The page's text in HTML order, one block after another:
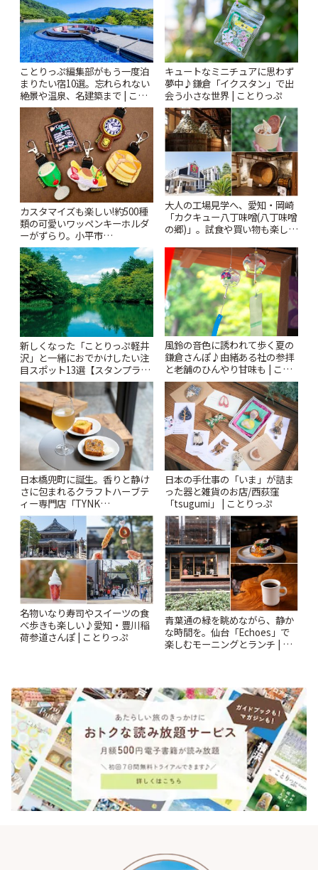
ことりっぷ編集部がもう一度泊
まりたい宿10選。忘れられない
絶景や温泉、名建築まで | こと
りっぷ
キュートなミニチュアに思わず
夢中♪鎌倉「イクスタン」で出
会う小さな世界 | ことりっぷ
カスタマイズも楽しい!約500種
類の可愛いワッペンキーホルダ
ーがずらり。小平市
「Kimamaya T&K」 | ことりっ
ぷ
大人の工場見学へ、愛知・岡崎
「カクキュー八丁味噌(八丁味噌
の郷)」。試食や買い物も楽しみ
新しくなった「ことりっぷ軽井
沢」と一緒におでかけしたい注
目スポット13選【スタンプラリ
ー開催中】 | ことりっぷ
風鈴の音色に誘われて歩く夏の
鎌倉さんぽ♪由緒ある社の参拝
と老舗のひんやり甘味も | こと
りっぷ
日本橋兜町に誕生。香りと静け
さに包まれるクラフトハーブテ
ィー専門店「TYNK
Kabutocho」 | ことりっぷ
日本の手仕事の「いま」が詰ま
った器と雑貨のお店/西荻窪
「tsugumi」 | ことりっぷ
名物いなり寿司やスイーツの食
べ歩きも楽しい♪愛知・豊川稲
荷参道さんぽ | ことりっぷ
青葉通の緑を眺めながら、静か
な時間を。仙台「Echoes」で
楽しむモーニングとランチ | こ